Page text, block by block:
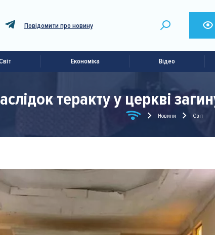
Повідомити про новину
Економіка Відео
теракту у церкві
Новини Світ